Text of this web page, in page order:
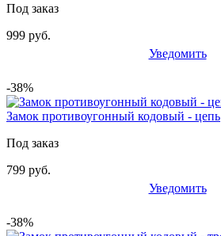
Под заказ
999 руб.
Уведомить
-38%
Замок противоугонный кодовый - цепь
Под заказ
799 руб.
Уведомить
-38%